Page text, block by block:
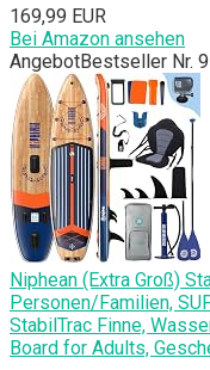
169,99 EUR
Bei Amazon ansehen
AngebotBestseller Nr. 9
Niphean (Extra Groß)
Personen/Familien,
StabilTrac Finne,
Board for Adults,